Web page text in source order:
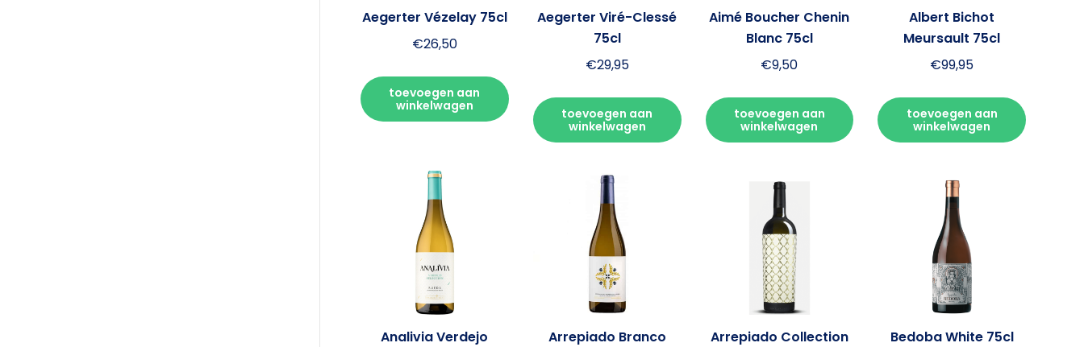
Aegerter Vézelay 75cl
€26,50
toevoegen aan
winkelwagen
Aegerter Viré-Clessé
75cl
€29,95
toevoegen aan
winkelwagen
Aimé Boucher Chenin
Blanc 75cl
€9,50
toevoegen aan
winkelwagen
Albert Bichot
Meursault 75cl
€99,95
toevoegen aan
winkelwagen
Analivia Verdejo
Arrepiado Branco
Arrepiado Collection
Bedoba White 75cl